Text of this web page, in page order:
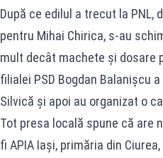
După ce edilul a trecut la PNL,
pentru Mihai Chirica, s-au
mult decât machete și dosare
filialei PSD Bogdan Balanișcu
Silvică și apoi au organizat o
Tot presa locală spune că are
fi APIA Iași, primăria din